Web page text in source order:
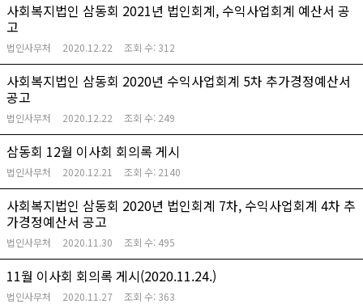
사회복지법인 삼동회 2021년 법인회계, 수익사업회계 예산서 공
고
법인사무처 2020.12.22 조회 수: 312
사회복지법인 삼동회 2020년 수익사업회계 5차 추가경정예산서
공고
법인사무처 2020.12.22 조회 수: 249
삼동회 12월 이사회 회의록 게시
법인사무처 2020.12.21 조회 수: 2140
사회복지법인 삼동회 2020년 법인회계 7차, 수익사업회계 4차 추
가경정예산서 공고
법인사무처 2020.11.30 조회 수: 495
11월 이사회 회의록 게시(2020.11.24.)
법인사무처 2020.11.27 조회 수: 363